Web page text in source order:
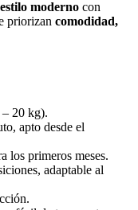
estilo moderno con
priorizan comodidad,
– 20 kg).
apto desde el
los primeros meses.
adaptable al